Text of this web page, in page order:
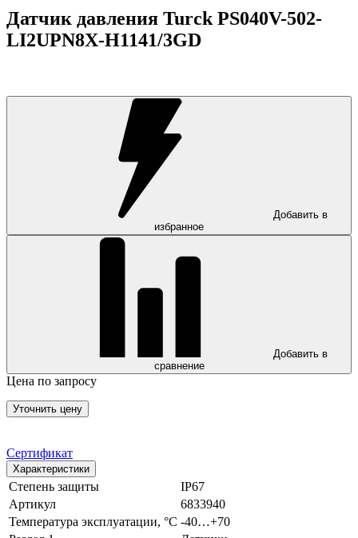
Датчик давления Turck PS040V-502-
LI2UPN8X-H1141/3GD
Добавить в
избранное
Добавить в
сравнение
Цена по запросу
Уточнить цену
Сертификат
Характеристики
Степень защиты
IP67
Артикул
6833940
Температура эксплуатации, °С -40…+70